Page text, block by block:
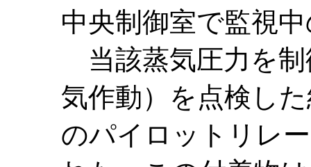
中央制御室で監視
当該蒸気圧力を制
気作動）を点検し
のパイロットリレ